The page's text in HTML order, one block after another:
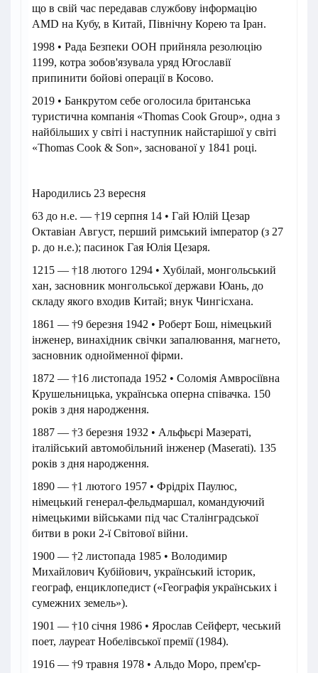
що в свій час передавав службову інформацію
AMD на Кубу, в Китай, Північну Корею та Іран.
1998 • Рада Безпеки ООН прийняла резолюцію
1199, котра зобов'язувала уряд Югославії
припинити бойові операції в Косово.
2019 • Банкрутом себе оголосила британська
туристична компанія «Thomas Cook Group», одна з
найбільших у світі і наступник найстарішої у світі
«Thomas Cook & Son», заснованої у 1841 році.
Народились 23 вересня
63 до н.е. — †19 серпня 14 • Гай Юлій Цезар
Октавіан Август, перший римський імператор (з 27
р. до н.е.); пасинок Гая Юлія Цезаря.
1215 — †18 лютого 1294 • Хубілай, монгольський
хан, засновник монгольської держави Юань, до
складу якого входив Китай; внук Чингісхана.
1861 — †9 березня 1942 • Роберт Бош, німецький
інженер, винахідник свічки запалювання, магнето,
засновник однойменної фірми.
1872 — †16 листопада 1952 • Соломія Амвросіївна
Крушельницька, українська оперна співачка. 150
років з дня народження.
1887 — †3 березня 1932 • Альфьєрі Мазераті,
італійський автомобільний інженер (Maserati). 135
років з дня народження.
1890 — †1 лютого 1957 • Фрідріх Паулюс,
німецький генерал-фельдмаршал, командуючий
німецькими військами під час Сталінградської
битви в роки 2-ї Світової війни.
1900 — †2 листопада 1985 • Володимир
Михайлович Кубійович, український історик,
географ, енциклопедист («Географія українських і
сумежних земель»).
1901 — †10 січня 1986 • Ярослав Сейферт, чеський
поет, лауреат Нобелівської премії (1984).
1916 — †9 травня 1978 • Альдо Моро, прем'єр-